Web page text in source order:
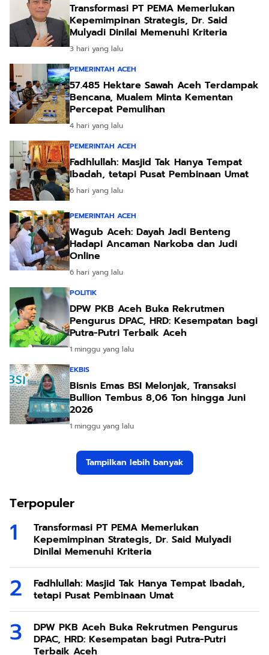
Transformasi PT PEMA Memerlukan
Kepemimpinan Strategis, Dr. Said
Mulyadi Dinilai Memenuhi Kriteria
3 hari yang lalu
PEMERINTAH ACEH
57.485 Hektare Sawah Aceh Terdampak
Bencana, Mualem Minta Kementan
Percepat Pemulihan
4 hari yang lalu
PEMERINTAH ACEH
Fadhlullah: Masjid Tak Hanya Tempat
Ibadah, tetapi Pusat Pembinaan Umat
6 hari yang lalu
PEMERINTAH ACEH
Wagub Aceh: Dayah Jadi Benteng
Hadapi Ancaman Narkoba dan Judi
Online
6 hari yang lalu
POLITIK
DPW PKB Aceh Buka Rekrutmen
Pengurus DPAC, HRD: Kesempatan bagi
Putra-Putri Terbaik Aceh
1 minggu yang lalu
EKBIS
Bisnis Emas BSI Melonjak, Transaksi
Bullion Tembus 8,06 Ton hingga Juni
2026
1 minggu yang lalu
Tampilkan lebih banyak
Terpopuler
Transformasi PT PEMA Memerlukan
Kepemimpinan Strategis, Dr. Said Mulyadi
Dinilai Memenuhi Kriteria
Fadhlullah: Masjid Tak Hanya Tempat Ibadah,
tetapi Pusat Pembinaan Umat
DPW PKB Aceh Buka Rekrutmen Pengurus
DPAC, HRD: Kesempatan bagi Putra-Putri
Terbaik Aceh